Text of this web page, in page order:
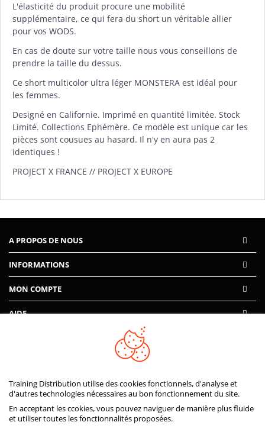
L'élasticité du produit procure une mobilité
supplémentaire, ce qui fera du short un véritable allier
pour vos WODS.
En cas de doute sur votre taille nous vous conseillons de
prendre la taille du dessus.
Ce short multicolor ultra léger MONSTERA est idéal pour
les femmes.
Designé en Californie. Imprimé en quantité limitée. Stock
Limité. Collections Ephémère. Ce modèle est unique car les
pièces sont cousues au hasard. Il n'y en aura pas 2
identiques !
PROJECT X FRANCE // PROJECT X EUROPE
A PROPOS DE NOUS
INFORMATIONS
MON COMPTE
Training Distribution utilise des cookies fonctionnels, d'analyse et
d'autres technologies nécessaires au bon fonctionnement du site.
En acceptant les ccokies, vous pouvez naviguer de manière plus fluide
et utiliser toutes les fonctionnalités proposées.
AIDE